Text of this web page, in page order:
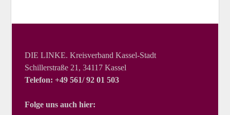
DIE LINKE. Kreisverband Kassel-Stadt
Schillerstraße 21, 34117 Kassel
Telefon: +49 561/ 92 01 503
Folge uns auch hier: